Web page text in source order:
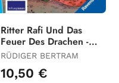
Ritter Rafi Und Das
Feuer Des Drachen -
Lesen Lernen Mit Dem
Erstlesebuch -
RÜDIGER BERTRAM
10,50 €